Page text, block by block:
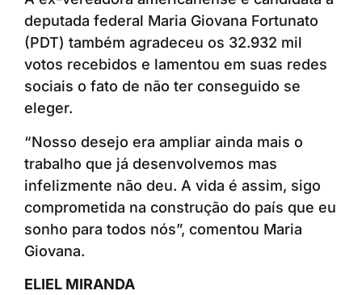
deputada federal Maria Giovana Fortunato
(PDT) também agradeceu os 32.932 mil
votos recebidos e lamentou em suas redes
sociais o fato de não ter conseguido se
eleger.
“Nosso desejo era ampliar ainda mais o
trabalho que já desenvolvemos mas
infelizmente não deu. A vida é assim, sigo
comprometida na construção do país que eu
sonho para todos nós”, comentou Maria
Giovana.
ELIEL MIRANDA